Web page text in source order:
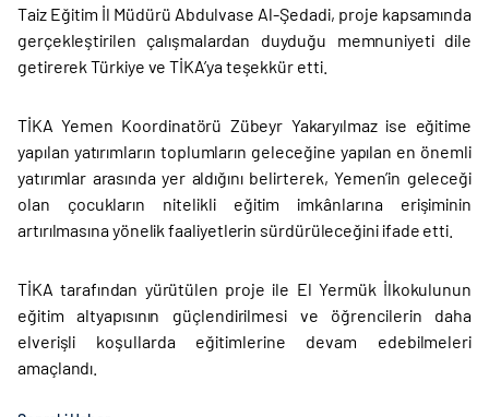
Taiz Eğitim İl Müdürü Abdulvase Al-Şedadi, proje kapsamında
gerçekleştirilen çalışmalardan duyduğu memnuniyeti dile
getirerek Türkiye ve TİKA’ya teşekkür etti.
TİKA Yemen Koordinatörü Zübeyr Yakaryılmaz ise eğitime
yapılan yatırımların toplumların geleceğine yapılan en önemli
yatırımlar arasında yer aldığını belirterek, Yemen’in geleceği
olan çocukların nitelikli eğitim imkânlarına erişiminin
artırılmasına yönelik faaliyetlerin sürdürüleceğini ifade etti.
TİKA tarafından yürütülen proje ile El Yermük İlkokulunun
eğitim altyapısının güçlendirilmesi ve öğrencilerin daha
elverişli koşullarda eğitimlerine devam edebilmeleri
amaçlandı.